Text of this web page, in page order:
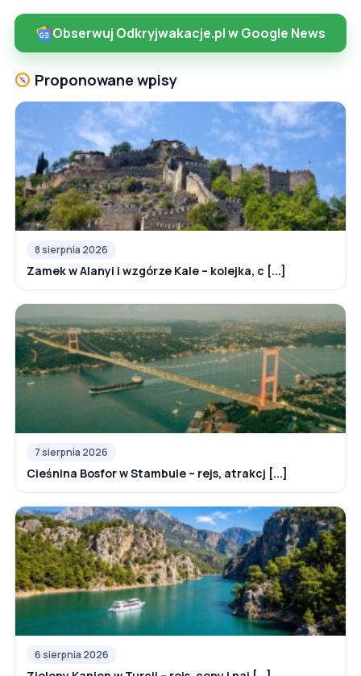
Obserwuj Odkryjwakacje.pl w Google News
Proponowane wpisy
8 sierpnia 2026
Zamek w Alanyi i wzgórze Kale – kolejka, c [...]
7 sierpnia 2026
Cieśnina Bosfor w Stambule – rejs, atrakcj [...]
6 sierpnia 2026